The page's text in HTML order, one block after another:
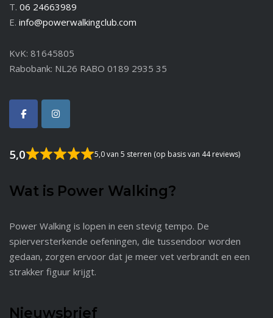
T. 06 24663989
E. info@powerwalkingclub.com
KvK: 81645805
Rabobank: NL26 RABO 0189 2935 35
5,0 5,0 van 5 sterren (op basis van 44 reviews)
Wat is Power Walking?
Power Walking is lopen in een stevig tempo. De
spierversterkende oefeningen, die tussendoor worden
gedaan, zorgen ervoor dat je meer vet verbrandt en een
strakker figuur krijgt.
Nieuwsbrief